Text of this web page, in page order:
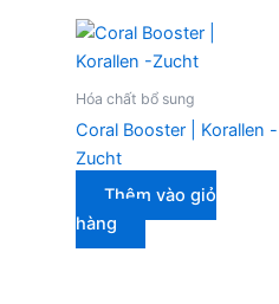
Hóa chất bổ sung
Coral Booster | Korallen -
Zucht
Thêm vào giỏ
hàng